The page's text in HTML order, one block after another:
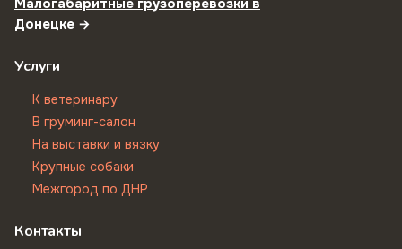
Донецке →
Услуги
К ветеринару
В груминг-салон
На выставки и вязку
Крупные собаки
Межгород по ДНР
Контакты